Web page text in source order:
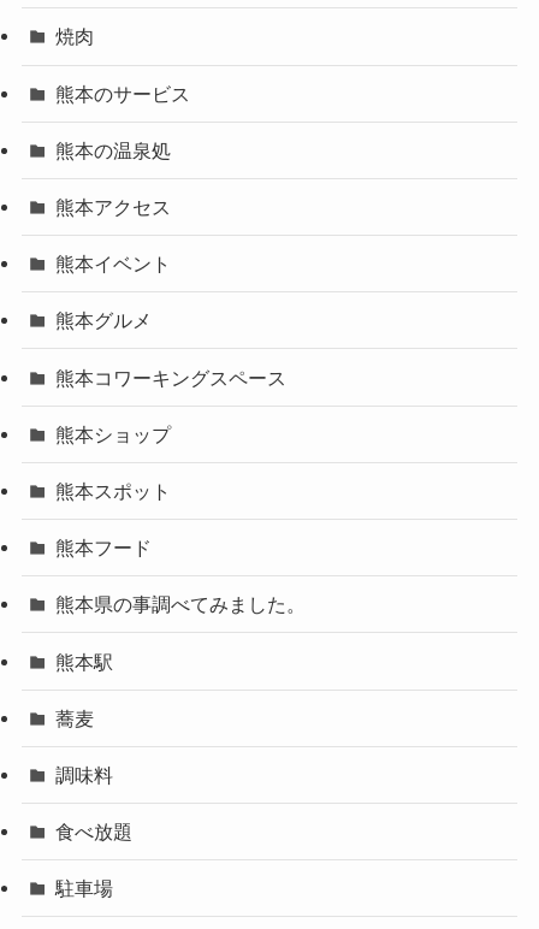
焼肉
熊本のサービス
熊本の温泉処
熊本アクセス
熊本イベント
熊本グルメ
熊本コワーキングスペース
熊本ショップ
熊本スポット
熊本フード
熊本県の事調べてみました。
熊本駅
蕎麦
調味料
食べ放題
駐車場